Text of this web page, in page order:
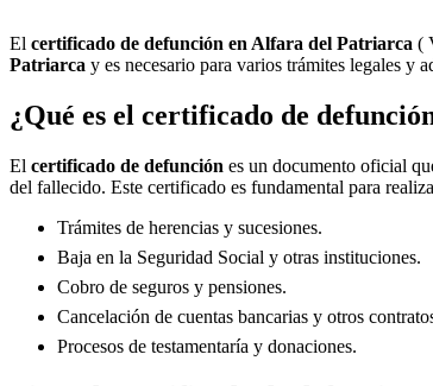
El certificado de defunción en Alfara del Patriarca (
Patriarca y es necesario para varios trámites legales y
¿Qué es el certificado de
El certificado de defunción es un documento oficial
del fallecido. Este certificado es fundamental para
Trámites de herencias y sucesiones.
Baja en la Seguridad Social y otras instituciones.
Cobro de seguros y pensiones.
Cancelación de cuentas bancarias y otros
Procesos de testamentaría y donaciones.